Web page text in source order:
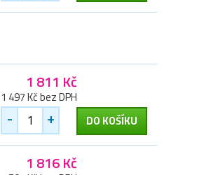
1 811 Kč
1 497 Kč bez DPH
- + DO KOŠÍKU
1 816 Kč